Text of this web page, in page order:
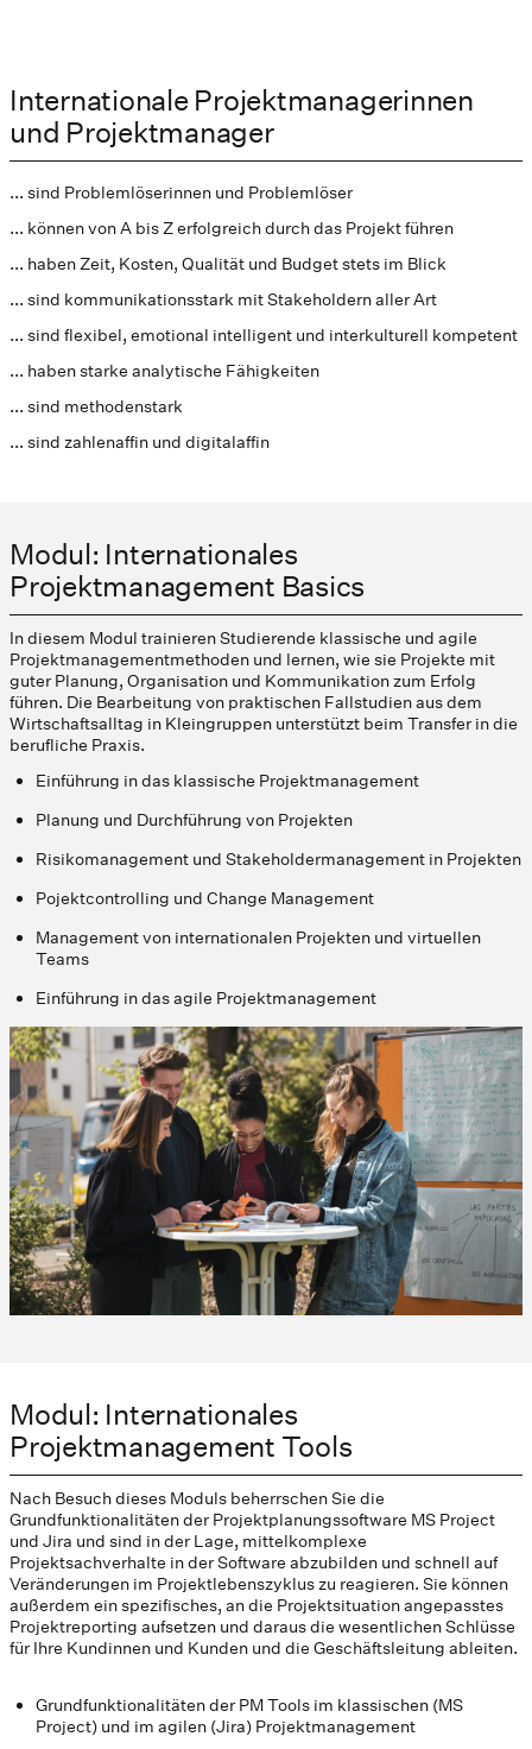
Internationale Projektmanagerinnen
und Projektmanager
... sind Problemlöserinnen und Problemlöser
... können von A bis Z erfolgreich durch das Projekt führen
... haben Zeit, Kosten, Qualität und Budget stets im Blick
... sind kommunikationsstark mit Stakeholdern aller Art
... sind flexibel, emotional intelligent und interkulturell kompetent
... haben starke analytische Fähigkeiten
... sind methodenstark
... sind zahlenaffin und digitalaffin
Modul: Internationales
Projektmanagement Basics
In diesem Modul trainieren Studierende klassische und agile
Projektmanagementmethoden und lernen, wie sie Projekte mit
guter Planung, Organisation und Kommunikation zum Erfolg
führen. Die Bearbeitung von praktischen Fallstudien aus dem
Wirtschaftsalltag in Kleingruppen unterstützt beim Transfer in die
berufliche Praxis.
Einführung in das klassische Projektmanagement
Planung und Durchführung von Projekten
Risikomanagement und Stakeholdermanagement in Projekten
Pojektcontrolling und Change Management
Management von internationalen Projekten und virtuellen
Teams
Einführung in das agile Projektmanagement
Modul: Internationales
Projektmanagement Tools
Nach Besuch dieses Moduls beherrschen Sie die
Grundfunktionalitäten der Projektplanungssoftware MS Project
und Jira und sind in der Lage, mittelkomplexe
Projektsachverhalte in der Software abzubilden und schnell auf
Veränderungen im Projektlebenszyklus zu reagieren. Sie können
außerdem ein spezifisches, an die Projektsituation angepasstes
Projektreporting aufsetzen und daraus die wesentlichen Schlüsse
für Ihre Kundinnen und Kunden und die Geschäftsleitung ableiten.
Grundfunktionalitäten der PM Tools im klassischen (MS
Project) und im agilen (Jira) Projektmanagement